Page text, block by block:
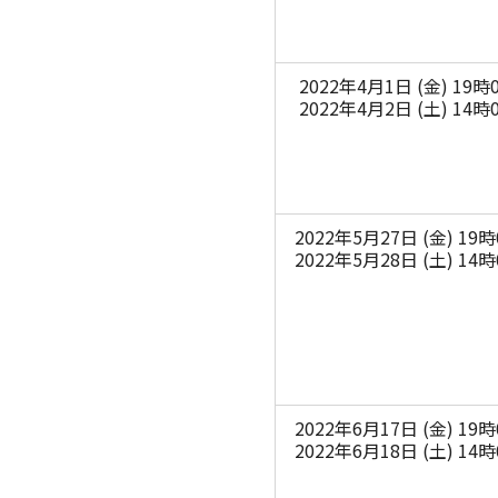
2022年4月1日 (金) 19時
2022年4月2日 (土) 14時
2022年5月27日 (金) 19
2022年5月28日 (土) 14
2022年6月17日 (金) 19
2022年6月18日 (土) 14